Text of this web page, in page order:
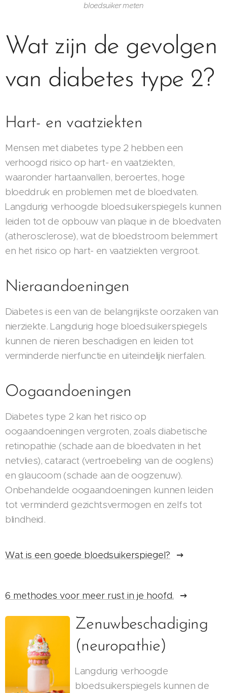
bloedsuiker meten
Wat zijn de gevolgen
van diabetes type 2?
Hart- en vaatziekten
Mensen met diabetes type 2 hebben een
verhoogd risico op hart- en vaatziekten,
waaronder hartaanvallen, beroertes, hoge
bloeddruk en problemen met de bloedvaten.
Langdurig verhoogde bloedsuikerspiegels kunnen
leiden tot de opbouw van plaque in de bloedvaten
(atherosclerose), wat de bloedstroom belemmert
en het risico op hart- en vaatziekten vergroot.
Nieraandoeningen
Diabetes is een van de belangrijkste oorzaken van
nierziekte. Langdurig hoge bloedsuikerspiegels
kunnen de nieren beschadigen en leiden tot
verminderde nierfunctie en uiteindelijk nierfalen.
Oogaandoeningen
Diabetes type 2 kan het risico op
oogaandoeningen vergroten, zoals diabetische
retinopathie (schade aan de bloedvaten in het
netvlies), cataract (vertroebeling van de ooglens)
en glaucoom (schade aan de oogzenuw).
Onbehandelde oogaandoeningen kunnen leiden
tot verminderd gezichtsvermogen en zelfs tot
blindheid.
Wat is een goede bloedsuikerspiegel?
6 methodes voor meer rust in je hoofd.
Zenuwbeschadiging
(neuropathie)
Langdurig verhoogde
bloedsuikerspiegels kunnen de